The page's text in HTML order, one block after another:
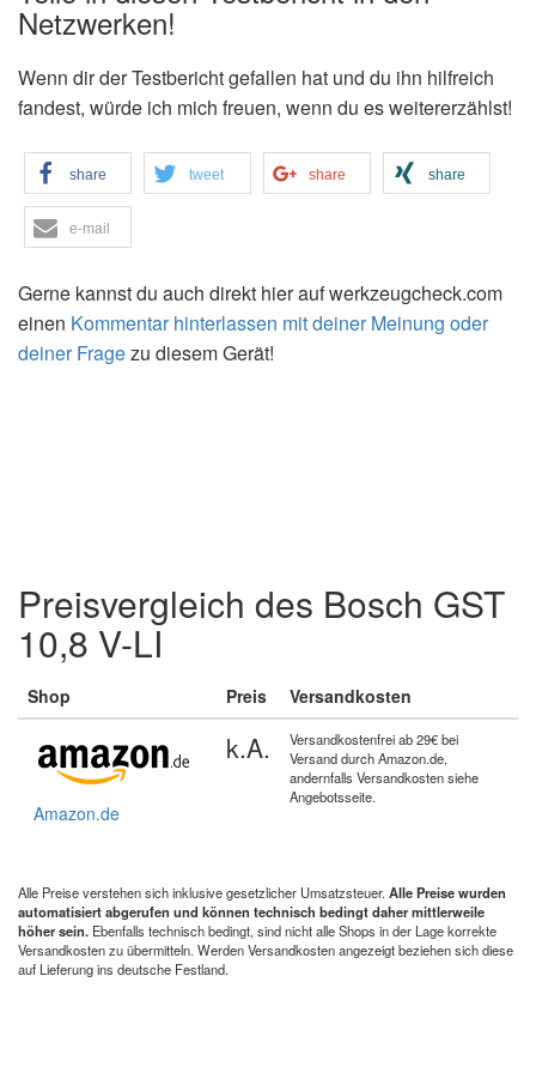
Netzwerken!
Wenn dir der Testbericht gefallen hat und du ihn hilfreich
fandest, würde ich mich freuen, wenn du es weitererzählst!
share tweet share share
e-mail
Gerne kannst du auch direkt hier auf werkzeugcheck.com
einen Kommentar hinterlassen mit deiner Meinung oder
deiner Fragezu diesem Gerät!
Preisvergleich des Bosch GST
10,8 V-LI
Shop Preis Versandkosten
Amazon.de
k.A.
Versandkostenfrei ab 29€ bei
Versand durch Amazon.de,
andernfalls Versandkosten siehe
Angebotsseite.
Alle Preise verstehen sich inklusive gesetzlicher Umsatzsteuer. Alle Preise wurden
automatisiert abgerufen und können technisch bedingt daher mittlerweile
höher sein. Ebenfalls technisch bedingt, sind nicht alle Shops in der Lage korrekte
Versandkosten zu übermitteln. Werden Versandkosten angezeigt beziehen sich diese
auf Lieferung ins deutsche Festland.